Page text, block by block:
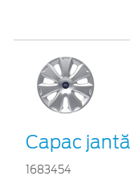
Capac
1683454